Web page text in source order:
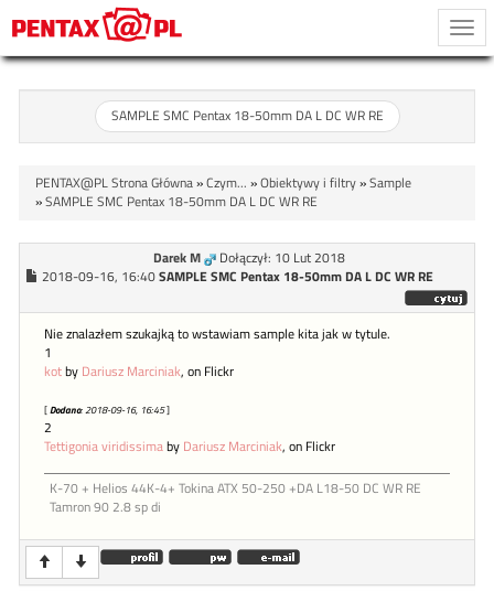
SAMPLE SMC Pentax 18-50mm DA L DC WR RE
PENTAX@PL Strona Główna»Czym... »Obiektywy i filtry»Sample
»SAMPLE SMC Pentax 18-50mm DA L DC WR RE
Darek M
Dołączył: 10 Lut 2018
2018-09-16, 16:40SAMPLE SMC Pentax 18-50mm DA L DC WR RE
Nie znalazłem szukajką to wstawiam sample kita jak w tytule.
1
kotby Dariusz Marciniak, on Flickr
[Dodano: 2018-09-16, 16:45]
2
Tettigonia viridissimaby Dariusz Marciniak, on Flickr
K-70 + Helios 44K-4+ Tokina ATX 50-250 +DA L18-50 DC WR RE
Tamron 90 2.8 sp di